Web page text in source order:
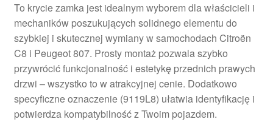
To krycie zamka jest idealnym wyborem dla właścicieli i
mechaników poszukujących solidnego elementu do
szybkiej i skutecznej wymiany w samochodach Citroën
C8 i Peugeot 807. Prosty montaż pozwala szybko
przywrócić funkcjonalność i estetykę przednich prawych
drzwi – wszystko to w atrakcyjnej cenie. Dodatkowo
specyficzne oznaczenie (9119L8) ułatwia identyfikację i
potwierdza kompatybilność z Twoim pojazdem.